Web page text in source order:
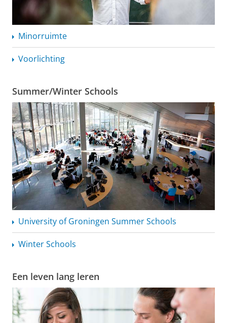
Minorruimte
Voorlichting
Summer/Winter Schools
University of Groningen Summer Schools
Winter Schools
Een leven lang leren